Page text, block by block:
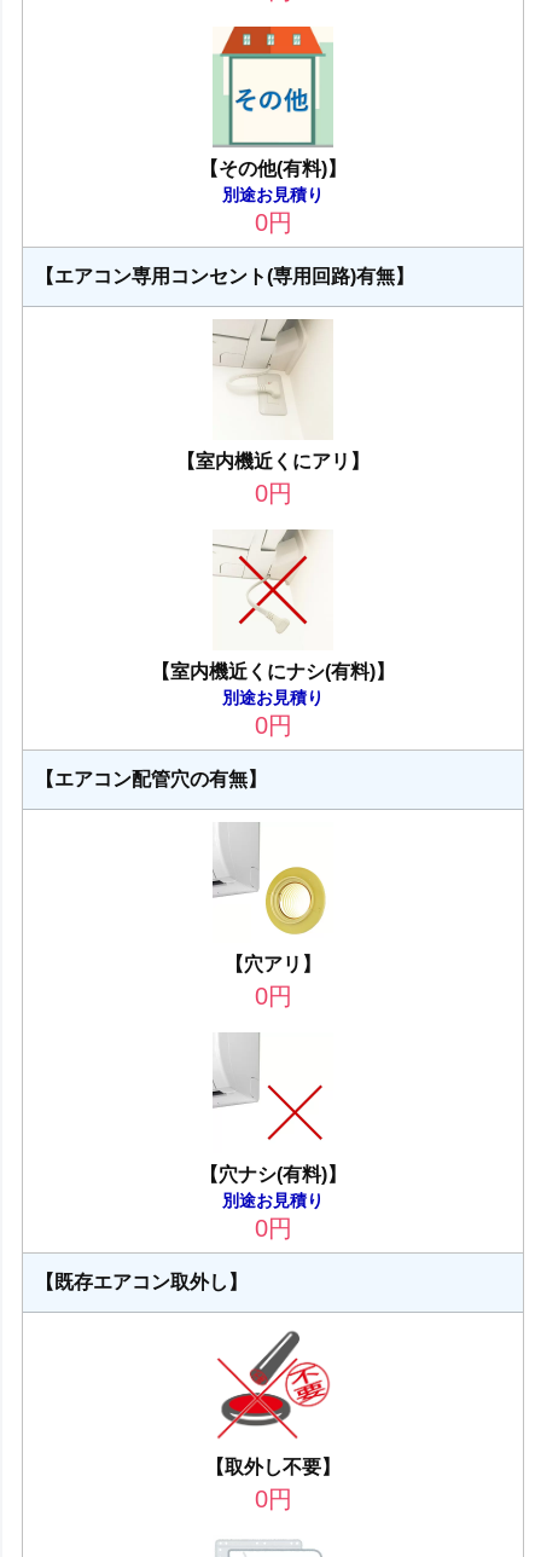
【その他(有料)】
別途お見積り
0円
【エアコン専用コンセント(専用回路)有無】
【室内機近くにアリ】
0円
【室内機近くにナシ(有料)】
別途お見積り
0円
【エアコン配管穴の有無】
【穴アリ】
0円
【穴ナシ(有料)】
別途お見積り
0円
【既存エアコン取外し】
【取外し不要】
0円